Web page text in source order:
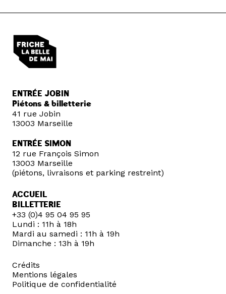
ENTRÉE JOBIN
Piétons & billetterie
41 rue Jobin
13003 Marseille
ENTRÉE SIMON
12 rue François Simon
13003 Marseille
(piétons, livraisons et parking restreint)
ACCUEIL
BILLETTERIE
+33 (0)4 95 04 95 95
Lundi : 11h à 18h
Mardi au samedi : 11h à 19h
Dimanche : 13h à 19h
Crédits
Mentions légales
Politique de confidentialité